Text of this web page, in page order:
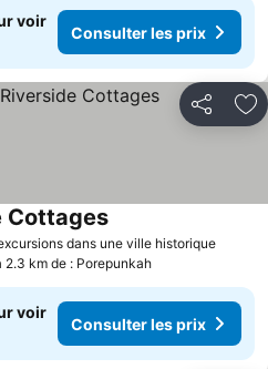
voir
Consulter les prix
Partager
dans une ville historique
CottagesConsulter les prix
2.3 km de : Porepunkah
voir
Consulter les prix